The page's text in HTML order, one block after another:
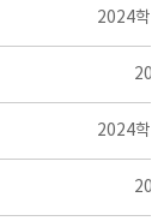
2024학
2024학